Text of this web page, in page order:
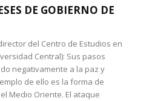
DE GOBIERNO DE
del Centro de Estudios en
Central): Sus pasos
negativamente a la paz y
de ello es la forma de
Medio Oriente. El ataque